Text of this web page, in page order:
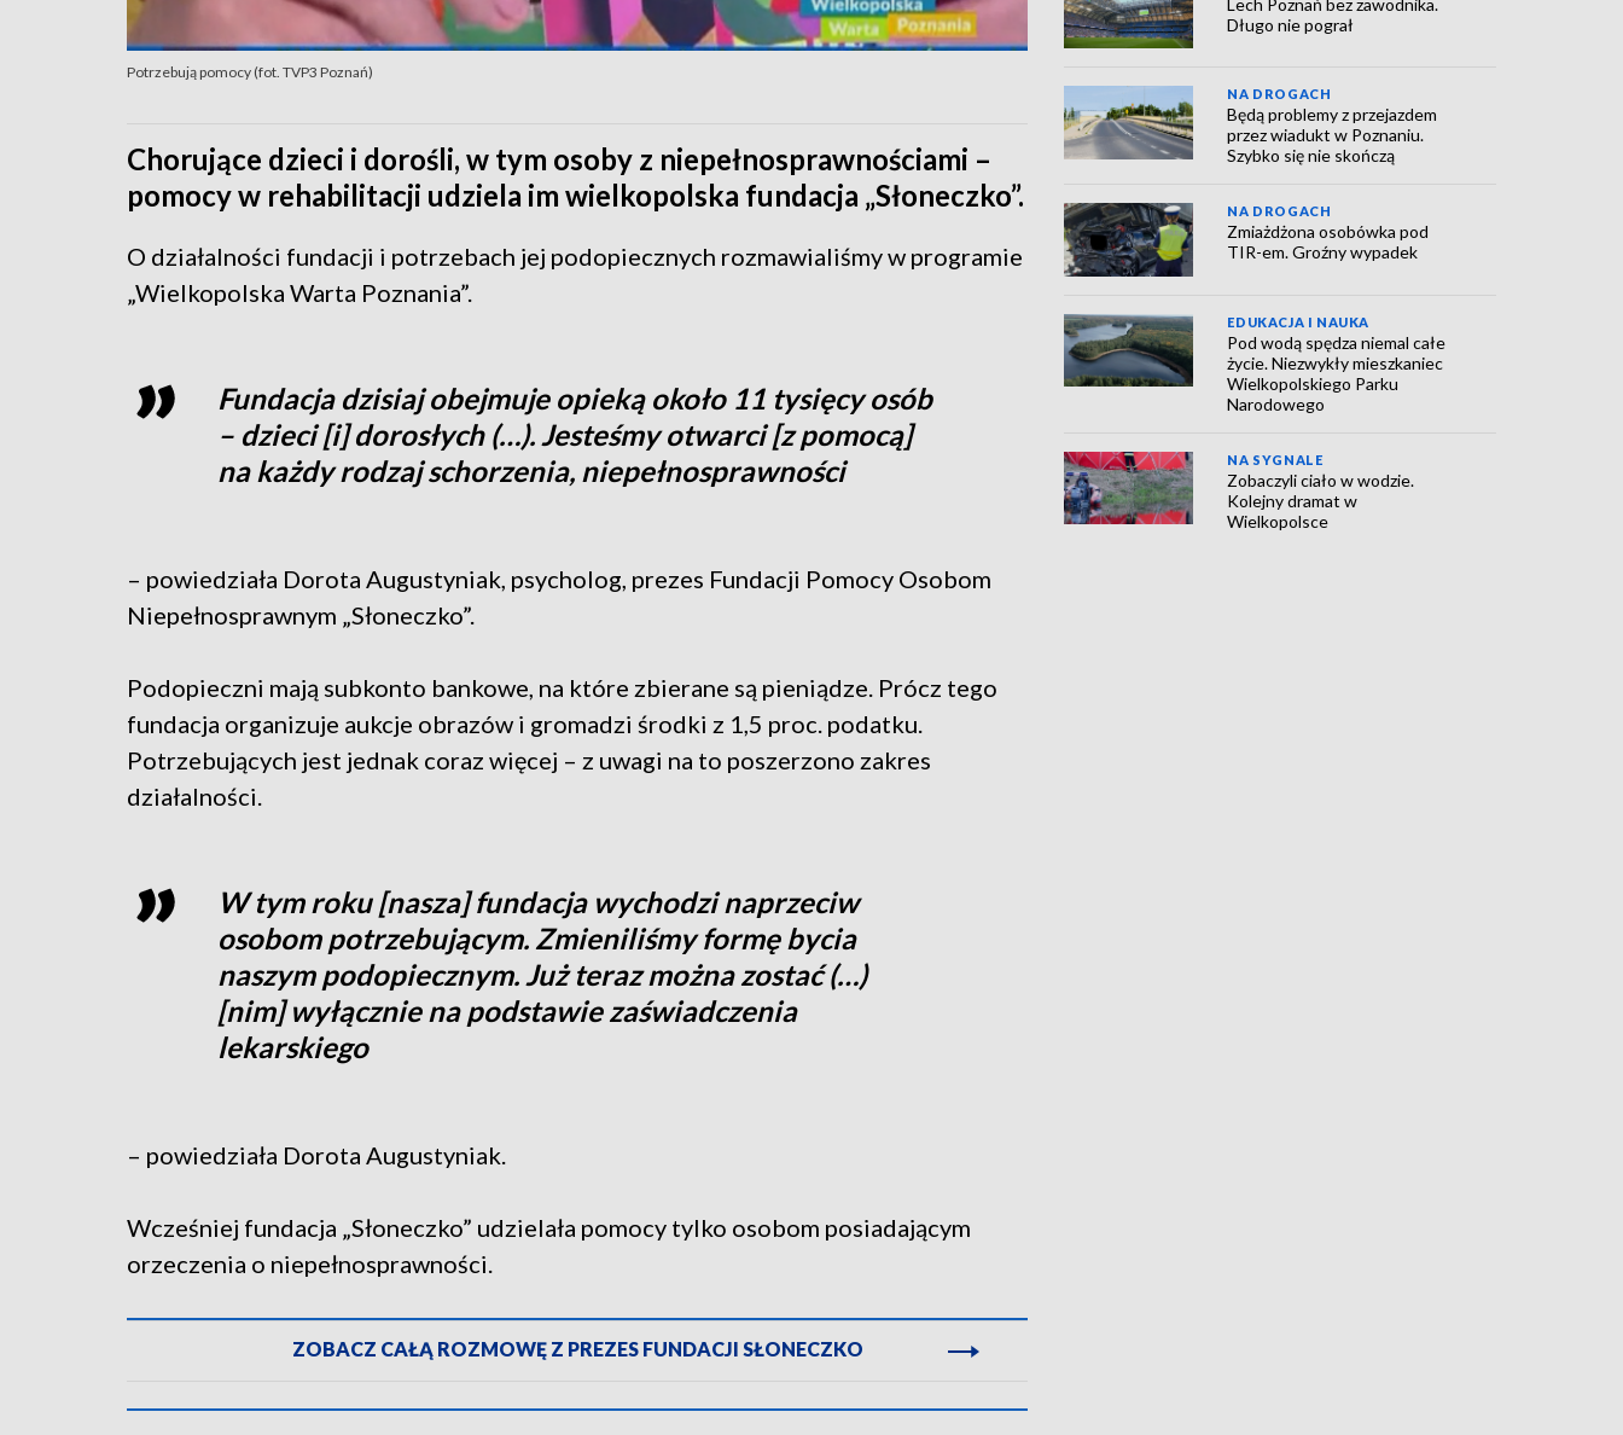
Potrzebują pomocy (fot. TVP3 Poznań)
Chorujące dzieci i dorośli, w tym osoby z niepełnosprawnościami –
pomocy w rehabilitacji udziela im wielkopolska fundacja „Słoneczko”.
O działalności fundacji i potrzebach jej podopiecznych rozmawialiśmy w programie
„Wielkopolska Warta Poznania”.
Fundacja dzisiaj obejmuje opieką około 11 tysięcy osób
– dzieci [i] dorosłych (…). Jesteśmy otwarci [z pomocą]
na każdy rodzaj schorzenia, niepełnosprawności
– powiedziała Dorota Augustyniak, psycholog, prezes Fundacji Pomocy Osobom
Niepełnosprawnym „Słoneczko”.
Podopieczni mają subkonto bankowe, na które zbierane są pieniądze. Prócz tego
fundacja organizuje aukcje obrazów i gromadzi środki z 1,5 proc. podatku.
Potrzebujących jest jednak coraz więcej – z uwagi na to poszerzono zakres
działalności.
W tym roku [nasza] fundacja wychodzi naprzeciw
osobom potrzebującym. Zmieniliśmy formę bycia
naszym podopiecznym. Już teraz można zostać (…)
[nim] wyłącznie na podstawie zaświadczenia
lekarskiego
– powiedziała Dorota Augustyniak.
Wcześniej fundacja „Słoneczko” udzielała pomocy tylko osobom posiadającym
orzeczenia o niepełnosprawności.
ZOBACZ CAŁĄ ROZMOWĘ Z PREZES FUNDACJI SŁONECZKO
Długo nie pograł
NA DROGACH
Będą problemy z przejazdem
przez wiadukt w Poznaniu.
Szybko się nie skończą
NA DROGACH
Zmiażdżona osobówka pod
TIR-em. Groźny wypadek
EDUKACJA I NAUKA
Pod wodą spędza niemal całe
życie. Niezwykły mieszkaniec
Wielkopolskiego Parku
Narodowego
NA SYGNALE
Zobaczyli ciało w wodzie.
Kolejny dramat w
Wielkopolsce